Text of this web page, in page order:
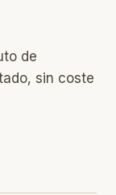
de
sin coste